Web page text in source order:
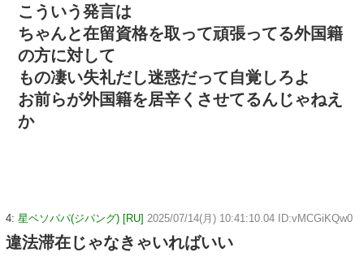
こういう発言は
ちゃんと在留資格を取って頑張ってる外国籍
の方に対して
もの凄い失礼だし迷惑だって自覚しろよ
お前らが外国籍を居辛くさせてるんじゃねえ
か
4: 星ベソパパ(ジパング) [RU] 2025/07/14(月) 10:41:10.04 ID:vMCGiKQw0
違法滞在じゃなきゃいればいい